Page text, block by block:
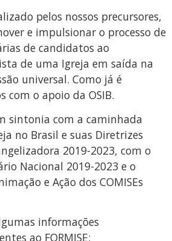
pelos nossos precursores,
e impulsionar o processo de
de candidatos ao
de uma Igreja em saída na
universal. Como já é
com o apoio da OSIB.
sintonia com a caminhada
no Brasil e suas Diretrizes
2019-2023, com o
Nacional 2019-2023 e o
e Ação dos COMISEs
informações
ao FORMISE: